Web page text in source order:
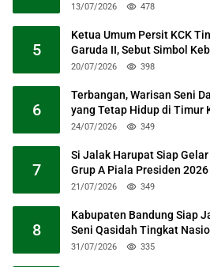
13/07/2026 478
5
Ketua Umum Persit KCK
Garuda II, Sebut Simbol
20/07/2026 398
6
Terbangan, Warisan Seni
yang Tetap Hidup di Timur
24/07/2026 349
7
Si Jalak Harupat Siap
Grup A Piala Presiden
21/07/2026 349
8
Kabupaten Bandung Siap
Seni Qasidah Tingkat
31/07/2026 335